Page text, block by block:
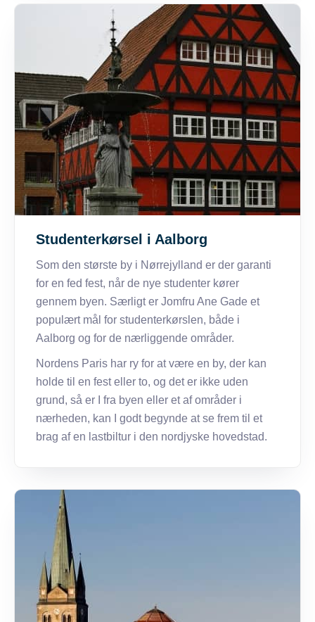
Studenterkørsel i Aalborg
Som den største by i Nørrejylland er der garanti
for en fed fest, når de nye studenter kører
gennem byen. Særligt er Jomfru Ane Gade et
populært mål for studenterkørslen, både i
Aalborg og for de nærliggende områder.
Nordens Paris har ry for at være en by, der kan
holde til en fest eller to, og det er ikke uden
grund, så er I fra byen eller et af områder i
nærheden, kan I godt begynde at se frem til et
brag af en lastbiltur i den nordjyske hovedstad.